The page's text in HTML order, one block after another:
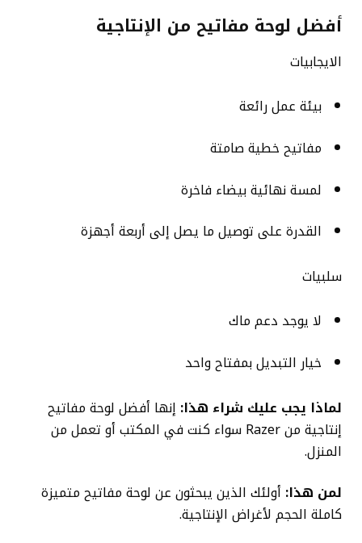
أفضل لوحة مفاتيح من الإنتاجية
الايجابيات
بيئة عمل رائعة
مفاتيح خطية صامتة
لمسة نهائية بيضاء فاخرة
القدرة على توصيل ما يصل إلى أربعة أجهزة
سلبيات
لا يوجد دعم ماك
خيار التبديل بمفتاح واحد
لماذا يجب عليك شراء هذا: إنها أفضل لوحة مفاتيح
إنتاجية من Razer سواء كنت في المكتب أو تعمل من
المنزل.
لمن هذا: أولئك الذين يبحثون عن لوحة مفاتيح متميزة
كاملة الحجم لأغراض الإنتاجية.